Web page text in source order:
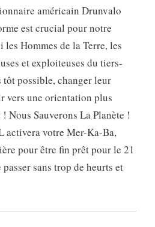
américain Drunvalo
est crucial pour notre
Hommes de la Terre, les
et exploiteuses du tiers-
possible, changer leur
vers une orientation plus
Nous Sauverons La Planète !
activera votre Mer-Ka-Ba,
pour être fin prêt pour le 21
sans trop de heurts et